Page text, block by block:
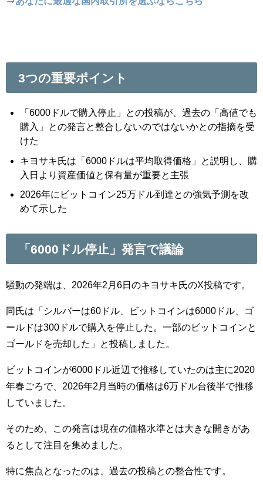
3つの重要ポイント
「6000ドルで購入停止」との投稿が、過去の「高値でも
購入」との発言と整合しないのではないかとの指摘を受
けた
キヨサキ氏は「6000ドルは平均取得価格」と説明し、購
入日より資産価値と保有量が重要と主張
2026年にビットコイン25万ドル到達との強気予測を改
めて示した
「6000ドル停止」発言で議論
騒動の発端は、2026年2月6日のキヨサキ氏のX投稿です。
同氏は「シルバーは60ドル、ビットコインは6000ドル、ゴ
ールドは300ドルで購入を停止した。一部のビットコインと
ゴールドを売却した」と投稿しました。
ビットコインが6000ドル近辺で推移していたのは主に2020
年春ごろで、2026年2月当時の価格は6万ドル台後半で推移
していました。
そのため、この発言は現在の価格水準とは大きな開きがあ
るとして注目を集めました。
特に焦点となったのは、過去の投稿との整合性です。